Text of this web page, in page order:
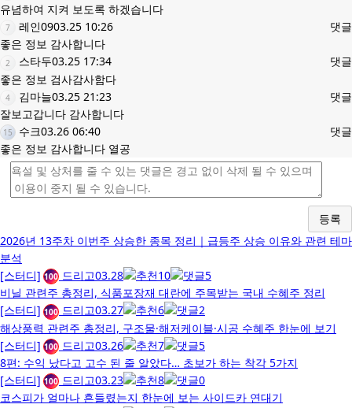
유념하여 지켜 보도록 하겠습니다
7 레인0903.25 10:26
댓글
좋은 정보 감사합니다
2 스타두03.25 17:34
댓글
좋은 정보 검사감사함다
4 김마늘03.25 21:23
댓글
잘보고갑니다 감사합니다
15 수크03.26 06:40
댓글
좋은 정보 감사합니다 열공
등록
2026년 13주차 이번주 상승한 종목 정리｜급등주 상승 이유와 관련 테마
분석
[스터디] 100 드리고03.28 10
5
비닐 관련주 총정리, 식품포장재 대란에 주목받는 국내 수혜주 정리
[스터디] 100 드리고03.27 6
2
해상풍력 관련주 총정리, 구조물·해저케이블·시공 수혜주 한눈에 보기
[스터디] 100 드리고03.26 7
5
8편: 수익 났다고 고수 된 줄 알았다… 초보가 하는 착각 5가지
[스터디] 100 드리고03.23 8
0
코스피가 얼마나 흔들렸는지 한눈에 보는 사이드카 연대기